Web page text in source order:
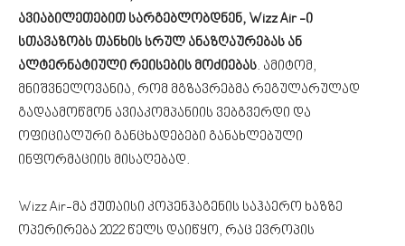
ავიაბილეთებით სარგებლობდნენ, Wizz Air -ი
სთავაზობს თანხის სრულ ანაზღაურებას ან
ალტერნატიული რეისების მოძიებას. ამიტომ,
მნიშვნელოვანია, რომ მგზავრებმა რეგულარულად
გადაამოწმონ ავიაკომპანიის ვებგვერდი და
ოფიციალური განცხადებები განახლებული
ინფორმაციის მისაღებად.
Wizz Air-მა ქუთაისი კოპენჰაგენის საჰაერო ხაზზე
ოპერირება 2022 წელს დაიწყო, რაც ევროპის